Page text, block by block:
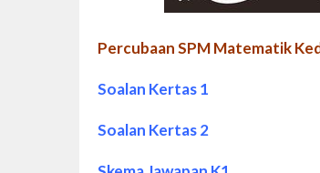
Percubaan SPM Matematik
Soalan Kertas 1
Soalan Kertas 2